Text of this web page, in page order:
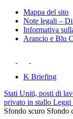
Mappa del sito
Note legali –
Informativa
Arancio e Blu
K Briefing
Stati Uniti, posti di
privato in stallo Leggi
Sfondo scuro Sfondo